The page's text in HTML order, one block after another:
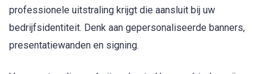
professionele uitstraling krijgt die aansluit bij uw
bedrijfsidentiteit. Denk aan gepersonaliseerde banners,
presentatiewanden en signing.